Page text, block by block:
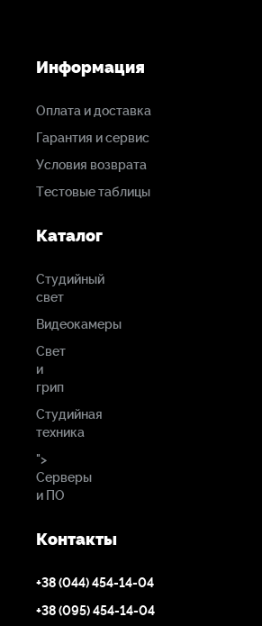
Информация
Оплата и доставка
Гарантия и сервис
Условия возврата
Тестовые таблицы
Каталог
Студийный
свет
Видеокамеры
Свет
и
грип
Студийная
техника
">
Серверы
и ПО
Контакты
+38 (044) 454-14-04
+38 (095) 454-14-04